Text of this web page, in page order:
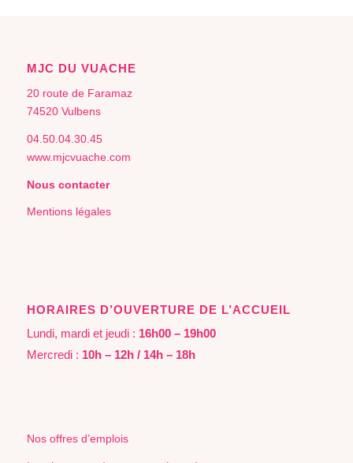
MJC DU VUACHE
20 route de Faramaz
74520 Vulbens
04.50.04.30.45
www.mjcvuache.com
Nous contacter
Mentions légales
HORAIRES D’OUVERTURE DE L’ACCUEIL
Lundi, mardi et jeudi : 16h00 – 19h00
Mercredi : 10h – 12h / 14h – 18h
Nos offres d’emplois